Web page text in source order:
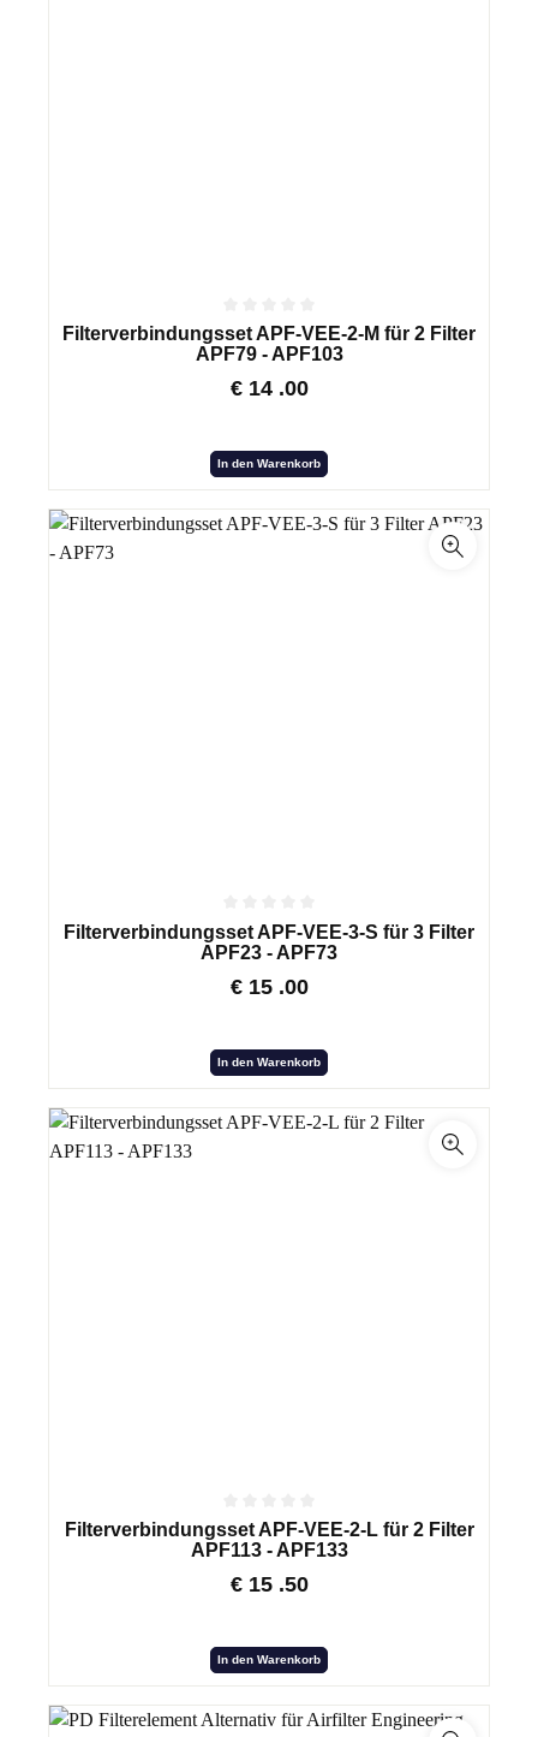
Filterverbindungsset APF-VEE-2-M für 2 Filter
APF79 - APF103
€ 14 .00
In den Warenkorb
Filterverbindungsset APF-VEE-3-S für 3 Filter
APF23 - APF73
€ 15 .00
In den Warenkorb
Filterverbindungsset APF-VEE-2-L für 2 Filter
APF113 - APF133
€ 15 .50
In den Warenkorb